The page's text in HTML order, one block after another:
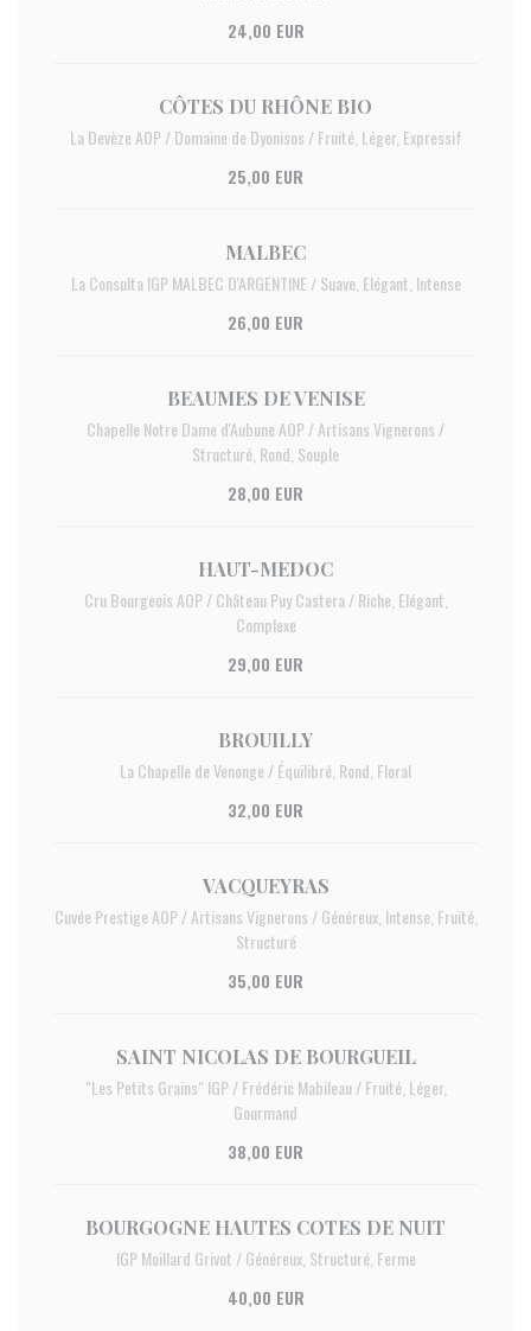
24,00 EUR
CÔTES DU RHÔNE BIO
La Devèze AOP / Domaine de Dyonisos / Fruité, Léger, Expressif
25,00 EUR
MALBEC
La Consulta IGP MALBEC D'ARGENTINE / Suave, Elégant, Intense
26,00 EUR
BEAUMES DE VENISE
Chapelle Notre Dame d'Aubune AOP / Artisans Vignerons /
Structuré, Rond, Souple
28,00 EUR
HAUT-MEDOC
Cru Bourgeois AOP / Château Puy Castera / Riche, Elégant,
Complexe
29,00 EUR
BROUILLY
La Chapelle de Venonge / Équilibré, Rond, Floral
32,00 EUR
VACQUEYRAS
Cuvée Prestige AOP / Artisans Vignerons / Généreux, Intense, Fruité,
Structuré
35,00 EUR
SAINT NICOLAS DE BOURGUEIL
"Les Petits Grains" IGP / Frédéric Mabileau / Fruité, Léger,
Gourmand
38,00 EUR
BOURGOGNE HAUTES COTES DE NUIT
IGP Moillard Grivot / Généreux, Structuré, Ferme
40,00 EUR